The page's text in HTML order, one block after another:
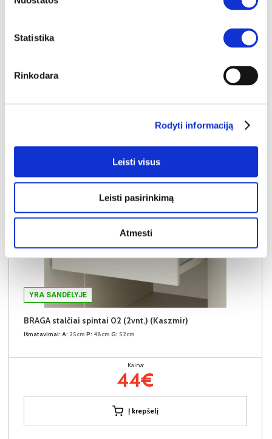
Statistika
Rinkodara
Rodyti informaciją
Leisti visus
Leisti pasirinkimą
Atmesti
YRA SANDĖLYJE
BRAGA stalčiai spintai 02 (2vnt.) (Kaszmir)
Išmatavimai: A: 25cm P: 48cm G: 52cm
Kaina:
44€
Į krepšelį